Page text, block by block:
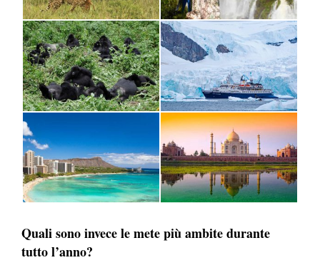
Quali sono invece le mete più ambite durante
tutto l’anno?